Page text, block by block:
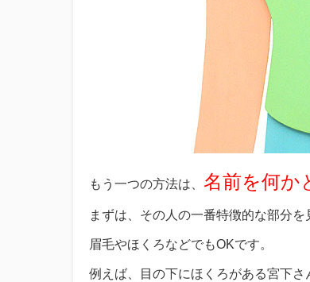
もう一つの方法は、 名前を何か
まずは、その人の一番特徴的な部分を
眉毛やほくろなどでもOKです。
例えば、目の下にほくろがある宮下